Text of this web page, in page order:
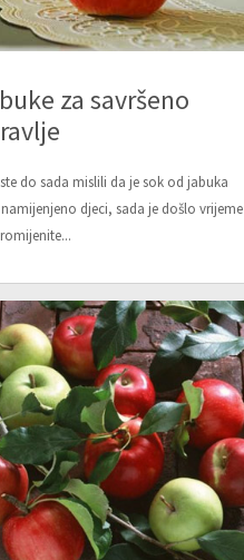
za savršeno
do sada mislili da je sok od jabuka
djeci, sada je došlo vrijeme